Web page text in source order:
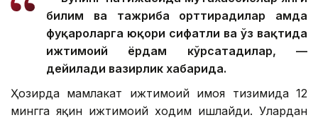
билим ва тажриба орттирадилар ҳамда
фуқароларга юқори сифатли ва ўз вақтида
ижтимоий ёрдам кўрсатадилар, —
дейилади вазирлик хабарида.
Ҳозирда мамлакат ижтимоий ҳимоя тизимида 12
мингга яқин ижтимоий ходим ишлайди. Улардан